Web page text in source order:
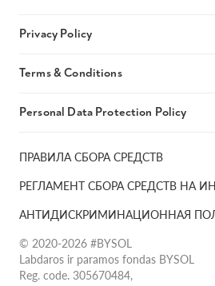
ПРАВИЛА СБОРА СРЕДСТВ
РЕГЛАМЕНТ СБОРА СРЕДСТВ НА
АНТИДИСКРИМИНАЦИОННАЯ
© 2020-2026 #BYSOL
Labdaros ir paramos fondas BYSOL
Reg. code. 305670484,
Privacy Policy
Terms & Conditions
Personal Data Protection Policy